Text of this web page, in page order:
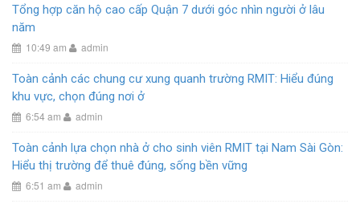
Tổng hợp căn hộ cao cấp Quận 7 dưới góc nhìn người ở lâu
năm
10:49 am admin
Toàn cảnh các chung cư xung quanh trường RMIT: Hiểu đúng
khu vực, chọn đúng nơi ở
6:54 am admin
Toàn cảnh lựa chọn nhà ở cho sinh viên RMIT tại Nam Sài Gòn:
Hiểu thị trường để thuê đúng, sống bền vững
6:51 am admin